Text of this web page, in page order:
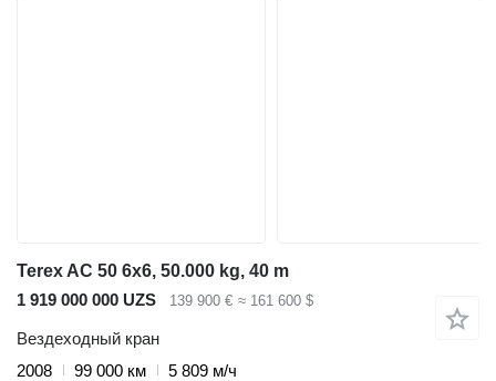
Terex AC 50 6x6, 50.000 kg, 40 m
1 919 000 000 UZS
139 900 € ≈ 161 600 $
Вездеходный кран
2008
99 000 км
5 809 м/ч